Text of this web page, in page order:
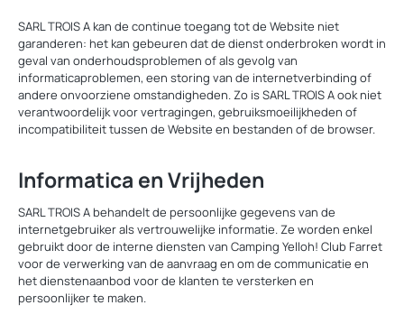
SARL TROIS A kan de continue toegang tot de Website niet
garanderen: het kan gebeuren dat de dienst onderbroken wordt in
geval van onderhoudsproblemen of als gevolg van
informaticaproblemen, een storing van de internetverbinding of
andere onvoorziene omstandigheden. Zo is SARL TROIS A ook niet
verantwoordelijk voor vertragingen, gebruiksmoeilijkheden of
incompatibiliteit tussen de Website en bestanden of de browser.
Informatica en Vrijheden
SARL TROIS A behandelt de persoonlijke gegevens van de
internetgebruiker als vertrouwelijke informatie. Ze worden enkel
gebruikt door de interne diensten van Camping Yelloh! Club Farret
voor de verwerking van de aanvraag en om de communicatie en
het dienstenaanbod voor de klanten te versterken en
persoonlijker te maken.